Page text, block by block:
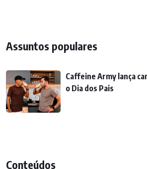
Assuntos populares
Caffeine Army lança
o Dia dos Pais
Conteúdos